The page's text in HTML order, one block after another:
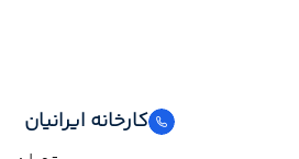
کارخانه ایرانیان